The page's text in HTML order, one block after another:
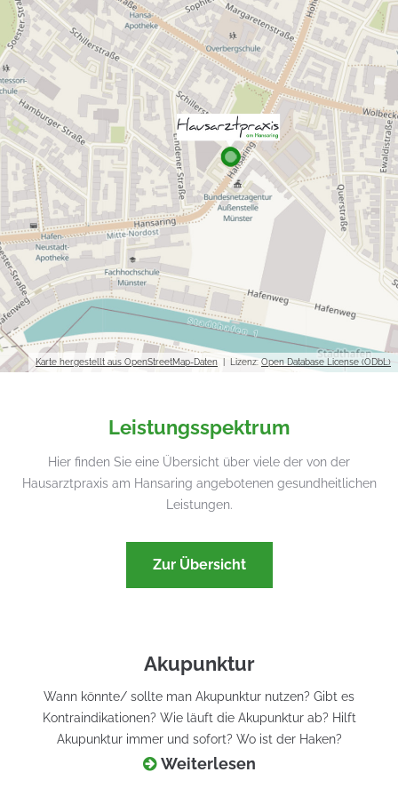
Karte hergestellt aus OpenStreetMap-Daten | Lizenz: Open Database License (ODbL)
Leistungsspektrum
Hier finden Sie eine Übersicht über viele der von der
Hausarztpraxis am Hansaring angebotenen gesundheitlichen
Leistungen.
Zur Übersicht
Akupunktur
Wann könnte/ sollte man Akupunktur nutzen? Gibt es
Kontraindikationen? Wie läuft die Akupunktur ab? Hilft
Akupunktur immer und sofort? Wo ist der Haken?
Weiterlesen